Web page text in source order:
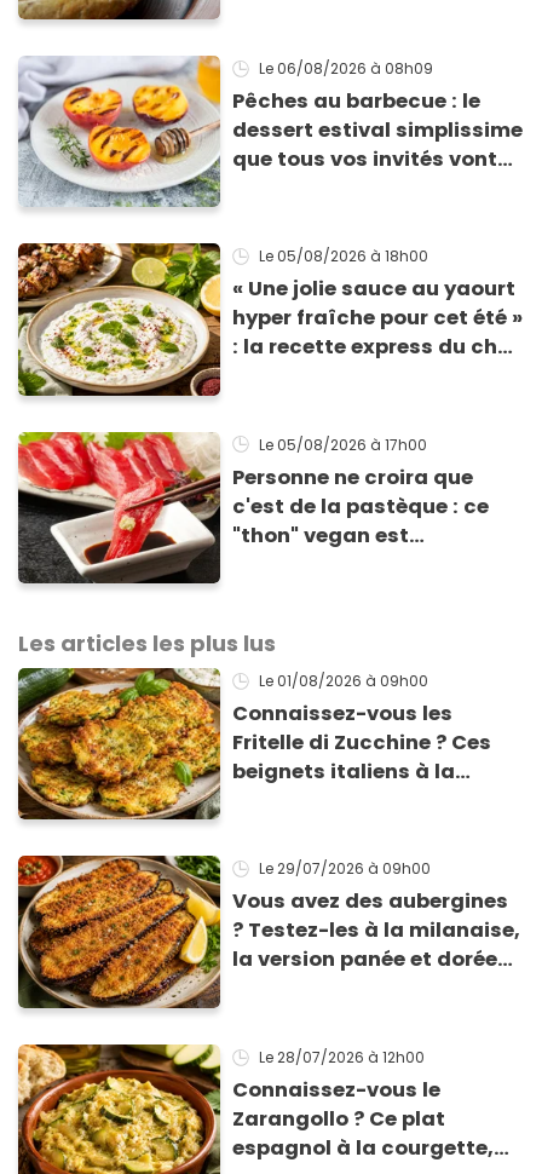
Le 06/08/2026 à 08h09
Pêches au barbecue : le
dessert estival simplissime
que tous vos invités vont
Le 05/08/2026 à 18h00
« Une jolie sauce au yaourt
hyper fraîche pour cet été »
: la recette express du chef
grillades
Le 05/08/2026 à 17h00
Personne ne croira que
c'est de la pastèque : ce
"thon" vegan est
Les articles les plus lus
Le 01/08/2026 à 09h00
Connaissez-vous les
Fritelle di Zucchine ? Ces
beignets italiens à la
Le 29/07/2026 à 09h00
Vous avez des aubergines
? Testez-les à la milanaise,
la version panée et dorée
Le 28/07/2026 à 12h00
Connaissez-vous le
Zarangollo ? Ce plat
espagnol à la courgette,